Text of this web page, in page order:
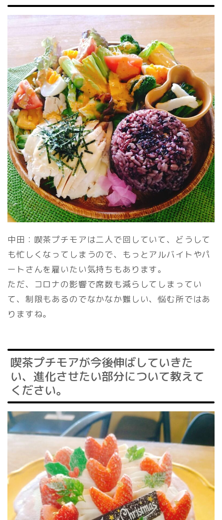
中田：喫茶プチモアは二人で回していて、どうして
も忙しくなってしまうので、もっとアルバイトやパ
ートさんを雇いたい気持ちもあります。
ただ、コロナの影響で席数も減らしてしまってい
て、制限もあるのでなかなか難しい、悩む所ではあ
りますね。
喫茶プチモアが今後伸ばしていきた
い、進化させたい部分について教えて
ください。